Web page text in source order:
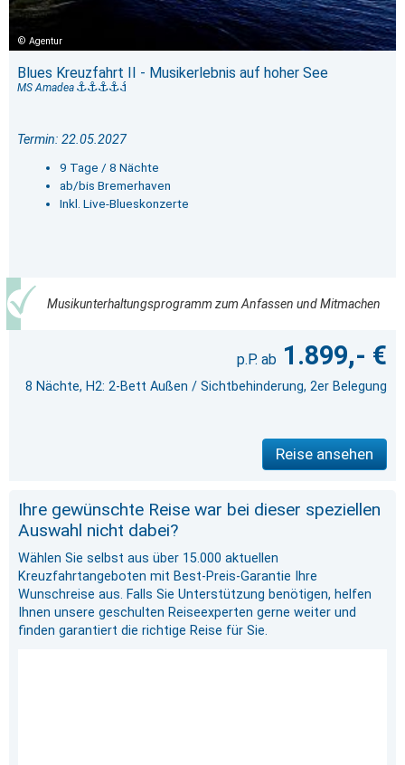
Agentur
Blues Kreuzfahrt II - Musikerlebnis auf hoher See
MS Amadea
Termin: 22.05.2027
9 Tage / 8 Nächte
ab/bis Bremerhaven
Inkl. Live-Blueskonzerte
Musikunterhaltungsprogramm zum Anfassen und Mitmachen
1.899,- €
8 Nächte, H2: 2-Bett Außen / Sichtbehinderung, 2er Belegung
Reise ansehen
Ihre gewünschte Reise war bei dieser speziellen
Auswahl nicht dabei?
Wählen Sie selbst aus über 15.000 aktuellen
Kreuzfahrtangeboten mit Best-Preis-Garantie Ihre
Wunschreise aus. Falls Sie Unterstützung benötigen, helfen
Ihnen unsere geschulten Reiseexperten gerne weiter und
finden garantiert die richtige Reise für Sie.